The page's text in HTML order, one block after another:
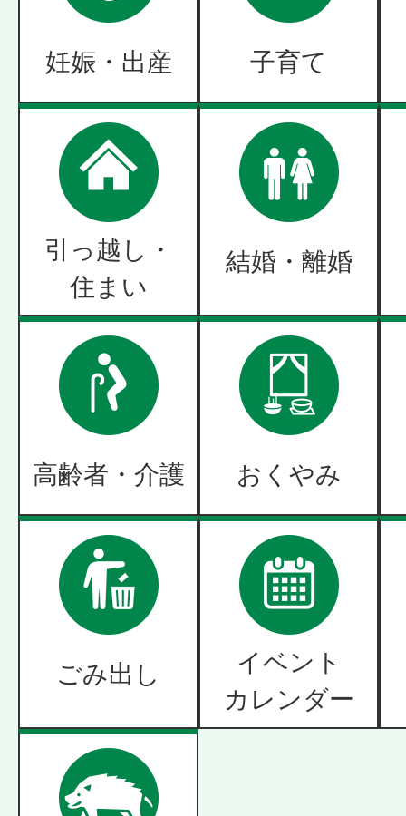
妊娠・出産 子育て
引っ越し・
住まい
結婚・離婚
高齢者・介護 おくやみ
ごみ出し
イベント
カレンダー